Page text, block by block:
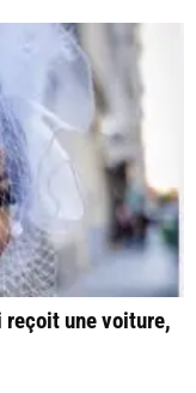
reçoit une voiture,